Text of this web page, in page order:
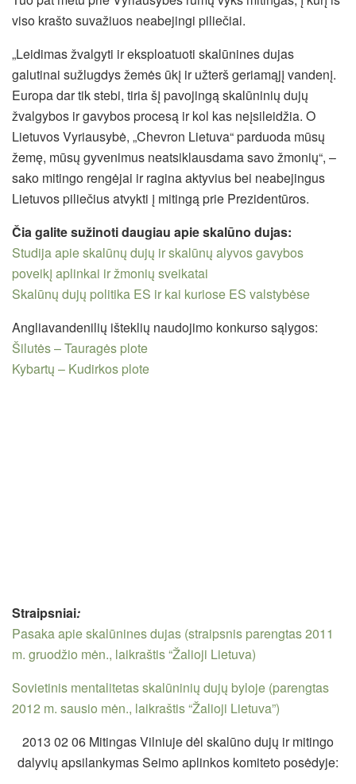
viso krašto suvažiuos neabejingi piliečiai.
„Leidimas žvalgyti ir eksploatuoti skalūnines dujas
galutinai sužlugdys žemės ūkį ir užterš geriamąjį vandenį.
Europa dar tik stebi, tiria šį pavojingą skalūninių dujų
žvalgybos ir gavybos procesą ir kol kas neįsileidžia. O
Lietuvos Vyriausybė, „Chevron Lietuva“ parduoda mūsų
žemę, mūsų gyvenimus neatsiklausdama savo žmonių“, –
sako mitingo rengėjai ir ragina aktyvius bei neabejingus
Lietuvos piliečius atvykti į mitingą prie Prezidentūros.
Čia galite sužinoti daugiau apie skalūno dujas:
Studija apie skalūnų dujų ir skalūnų alyvos gavybos
poveikį aplinkai ir žmonių sveikatai
Skalūnų dujų politika ES ir kai kuriose ES valstybėse
Angliavandenilių išteklių naudojimo konkurso sąlygos:
Šilutės – Tauragės plote
Kybartų – Kudirkos plote
Straipsniai:
Pasaka apie skalūnines dujas (straipsnis parengtas 2011
m. gruodžio mėn., laikraštis “Žalioji Lietuva)
Sovietinis mentalitetas skalūninių dujų byloje (parengtas
2012 m. sausio mėn., laikraštis “Žalioji Lietuva”)
2013 02 06 Mitingas Vilniuje dėl skalūno dujų ir mitingo
dalyvių apsilankymas Seimo aplinkos komiteto posėdyje: